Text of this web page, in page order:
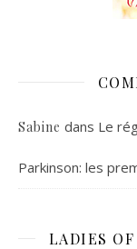
Sabine dans Le
Parkinson: les
LADIES